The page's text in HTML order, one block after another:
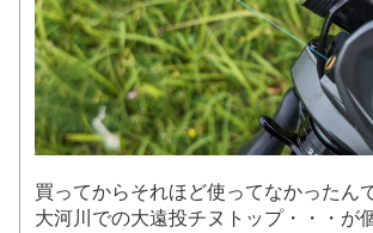
買ってからそれほど使ってなかったん
大河川での大遠投チヌトップ・・・が